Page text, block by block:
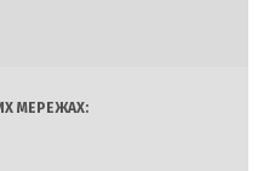
МЕРЕЖАХ: